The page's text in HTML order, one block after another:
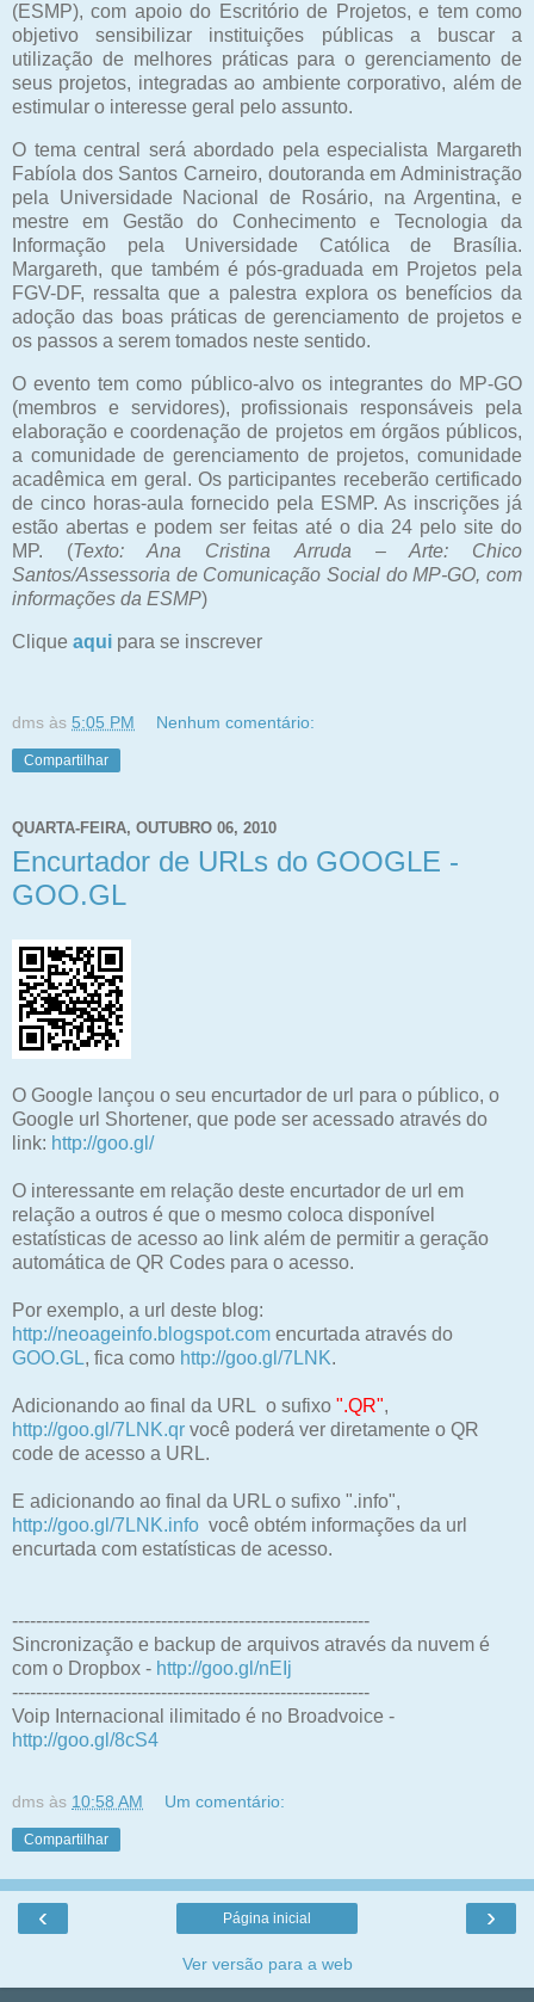
(ESMP), com apoio do Escritório de Projetos, e tem como
objetivo sensibilizar instituições públicas a buscar a
utilização de melhores práticas para o gerenciamento de
seus projetos, integradas ao ambiente corporativo, além de
estimular o interesse geral pelo assunto.
O tema central será abordado pela especialista Margareth
Fabíola dos Santos Carneiro, doutoranda em Administração
pela Universidade Nacional de Rosário, na Argentina, e
mestre em Gestão do Conhecimento e Tecnologia da
Informação pela Universidade Católica de Brasília.
Margareth, que também é pós-graduada em Projetos pela
FGV-DF, ressalta que a palestra explora os benefícios da
adoção das boas práticas de gerenciamento de projetos e
os passos a serem tomados neste sentido.
O evento tem como público-alvo os integrantes do MP-GO
(membros e servidores), profissionais responsáveis pela
elaboração e coordenação de projetos em órgãos públicos,
a comunidade de gerenciamento de projetos, comunidade
acadêmica em geral. Os participantes receberão certificado
de cinco horas-aula fornecido pela ESMP. As inscrições já
estão abertas e podem ser feitas até o dia 24 pelo site do
MP. (Texto: Ana Cristina Arruda – Arte: Chico
Santos/Assessoria de Comunicação Social do MP-GO, com
informações da ESMP)
Clique aqui para se inscrever
dms às 5:05 PM Nenhum comentário:
Compartilhar
QUARTA-FEIRA, OUTUBRO 06, 2010
Encurtador de URLs do GOOGLE -
GOO.GL
O Google lançou o seu encurtador de url para o público, o
Google url Shortener, que pode ser acessado através do
link: http://goo.gl/
O interessante em relação deste encurtador de url em
relação a outros é que o mesmo coloca disponível
estatísticas de acesso ao link além de permitir a geração
automática de QR Codes para o acesso.
Por exemplo, a url deste blog:
http://neoageinfo.blogspot.com encurtada através do
GOO.GL, fica como http://goo.gl/7LNK.
Adicionando ao final da URL o sufixo ".QR",
http://goo.gl/7LNK.qr você poderá ver diretamente o QR
code de acesso a URL.
E adicionando ao final da URL o sufixo ".info",
http://goo.gl/7LNK.info você obtém informações da url
encurtada com estatísticas de acesso.
------------------------------------------------------------
Sincronização e backup de arquivos através da nuvem é
com o Dropbox - http://goo.gl/nEIj
------------------------------------------------------------
Voip Internacional ilimitado é no Broadvoice -
http://goo.gl/8cS4
dms às 10:58 AM Um comentário:
Compartilhar
‹ ›
Página inicial
Ver versão para a web